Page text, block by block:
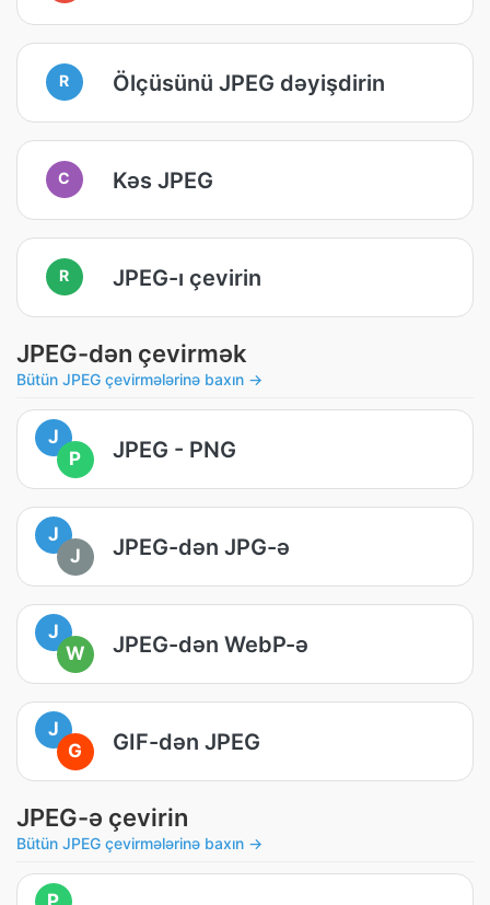
R Ölçüsünü JPEG dəyişdirin
C Kəs JPEG
R JPEG-ı çevirin
JPEG-dən çevirmək
Bütün JPEG çevirmələrinə baxın →
J
P
JPEG - PNG
J
J
JPEG-dən JPG-ə
J
W
JPEG-dən WebP-ə
J
G
GIF-dən JPEG
JPEG-ə çevirin
Bütün JPEG çevirmələrinə baxın →
P